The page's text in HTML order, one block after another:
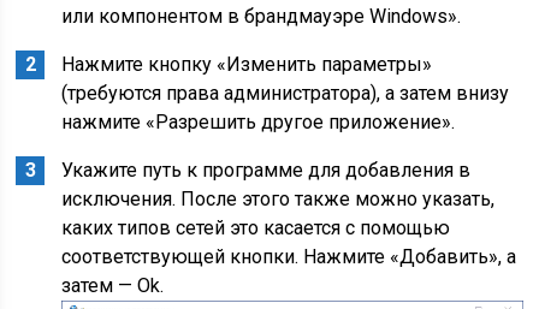
или компонентом в брандмауэре Windows».
Нажмите кнопку «Изменить параметры»
(требуются права администратора), а затем внизу
нажмите «Разрешить другое приложение».
Укажите путь к программе для добавления в
исключения. После этого также можно указать,
каких типов сетей это касается с помощью
соответствующей кнопки. Нажмите «Добавить», а
затем — Ok.